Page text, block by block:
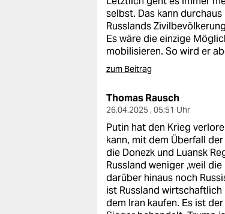
selbst. Das kann
Russlands
Es wäre die einzige
mobilisieren. So wird er
zum Beitrag
Thomas Rausch
26.04.2025 , 05:51 Uhr
Putin hat den Krieg
kann, mit dem Überfall
die Donezk und Luansk
Russland weniger ,weil
darüber hinaus noch
ist Russland
dem Iran kaufen. Es ist